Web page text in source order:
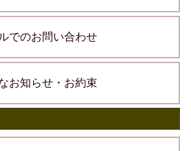
でのお問い合わせ
お知らせ・お約束